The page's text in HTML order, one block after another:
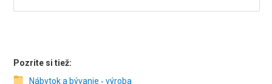
Pozrite si tiež:
Nábytok a bývanie ‑ výroba